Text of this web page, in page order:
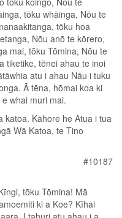
tōku whāinga, Nōu te
tōku hoa
Nōu anō te kōrero,
mai, tōku Tōmina, Nōu te
tiketike, tēnei ahau te inoi
atu i ahau Nāu i tuku
Ā tēna, hōmai koa ki
whai muri mai.
katoa. Kāhore he Atua i tua
Wā Katoa, te Tino
#10187
tōku Tōmina! Mā
ki a Koe? Kīhai